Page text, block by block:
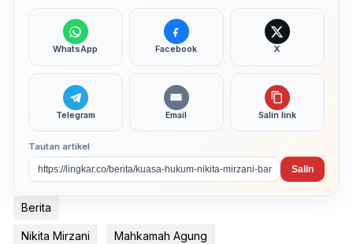
WhatsApp Facebook X
Telegram Email Salin link
Tautan artikel
Salin
Berita
Nikita Mirzani Mahkamah Agung